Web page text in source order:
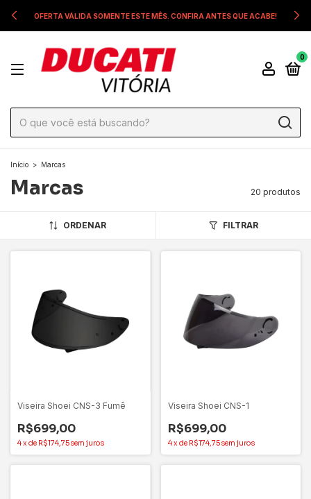
OFERTA VÁLIDA SOMENTE ESTE MÊS. CONFIRA ANTES QUE ACABE!
0
Início > Marcas
Marcas 20 produtos
ORDENAR FILTRAR
Viseira Shoei CNS-3 Fumê
R$699,00
4x de R$174,75sem juros
Viseira Shoei CNS-1
R$699,00
4x de R$174,75sem juros